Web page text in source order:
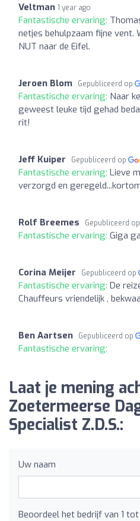
Veltman 1 year ago
Fantastische ervaring:
netjes behulpzaam fijne vent.
NUT naar de Eifel.
Jeroen Blom Gepubliceerd op
Fantastische ervaring: Naar
geweest leuke tijd gehad
rit!
Jeff Kuiper Gepubliceerd op
Fantastische ervaring: Lieve
verzorgd en
Rolf Breemes Gepubliceerd op
Fantastische ervaring: Giga
Corina Meijer Gepubliceerd op
Fantastische ervaring: De
Chauffeurs vriendelijk ,
Ben Aartsen Gepubliceerd op
Fantastische ervaring:
Laat je mening
Zoetermeerse
Specialist Z.D.S.:
Uw naam
Beoordeel het bedrijf van 1